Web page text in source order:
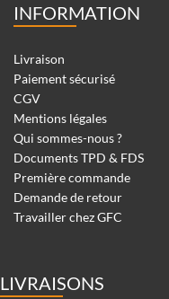
INFORMATION
Livraison
Paiement sécurisé
CGV
Mentions légales
Qui sommes-nous ?
Documents TPD & FDS
Première commande
Demande de retour
Travailler chez GFC
LIVRAISONS